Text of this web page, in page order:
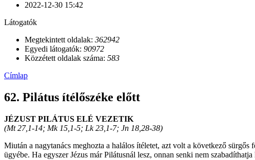
2022-12-30 15:42
Látogatók
Megtekintett oldalak: 362942
Egyedi látogatók: 90972
Közzétett oldalak száma: 583
Címlap
62. Pilátus ítélőszéke előtt
JÉZUST PILÁTUS ELÉ VEZETIK
(Mt 27,1-14; Mk 15,1-5; Lk 23,1-7; Jn 18,28-38)
Miután a nagytanács meghozta a halálos ítéletet, azt volt a következő
ügyébe. Ha egyszer Jézus már Pilátusnál lesz, onnan senki nem szabadíthatja